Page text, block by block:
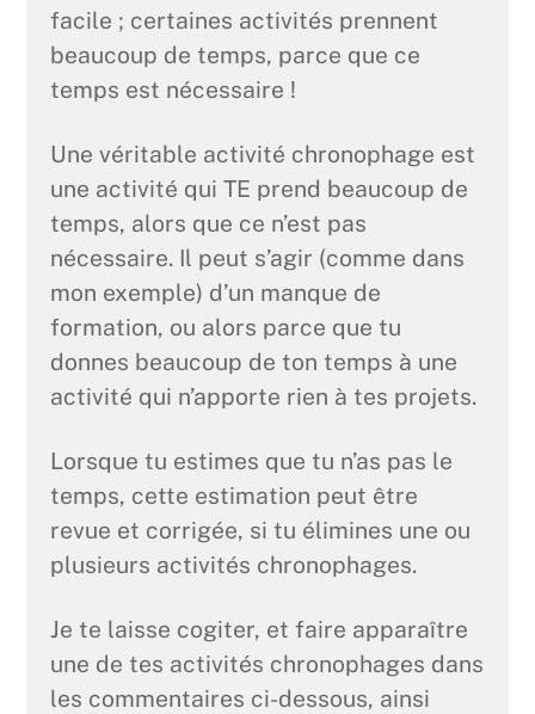
facile ; certaines activités prennent
beaucoup de temps, parce que ce
temps est nécessaire !
Une véritable activité chronophage est
une activité qui TE prend beaucoup de
temps, alors que ce n’est pas
nécessaire. Il peut s’agir (comme dans
mon exemple) d’un manque de
formation, ou alors parce que tu
donnes beaucoup de ton temps à une
activité qui n’apporte rien à tes projets.
Lorsque tu estimes que tu n’as pas le
temps, cette estimation peut être
revue et corrigée, si tu élimines une ou
plusieurs activités chronophages.
Je te laisse cogiter, et faire apparaître
une de tes activités chronophages dans
les commentaires ci-dessous, ainsi